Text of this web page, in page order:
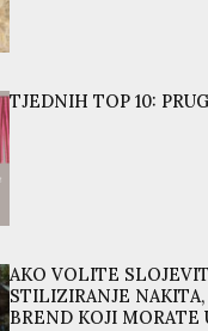
TJEDNIH TOP 10:
AKO VOLITE
STILIZIRANJE NAKITA,
BREND KOJI MORATE